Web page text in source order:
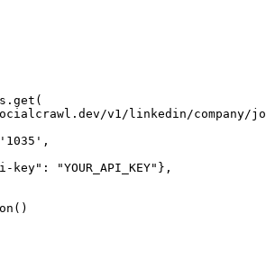
v1/linkedin/company/
key": "YOUR_API_KEY"},